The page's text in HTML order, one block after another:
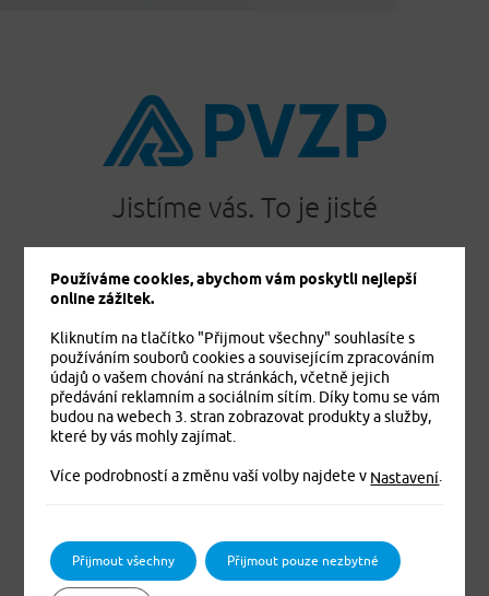
Jistíme vás. To je jisté
Cestovní pojištění
Úrazové pojištění
Dětské úrazové pojištění MEDVÍDEK
Základní zdravotní pojištění cizinců
Komplexní zdravotní pojištění cizinců Plus
Komplexní zdravotní pojištění cizinců Exclusive
Pojištění odpovědnosti občanů
Pojištění podnikatelů
Používáme cookies, abychom vám poskytli nejlepší
online zážitek.
Kliknutím na tlačítko "Přijmout všechny" souhlasíte s
používáním souborů cookies a souvisejícím zpracováním
údajů o vašem chování na stránkách, včetně jejich
předávání reklamním a sociálním sítím. Díky tomu se vám
budou na webech 3. stran zobrazovat produkty a služby,
které by vás mohly zajímat.
Více podrobností a změnu vaší volby najdete v Nastavení.
Přijmout všechny Přijmout pouze nezbytné